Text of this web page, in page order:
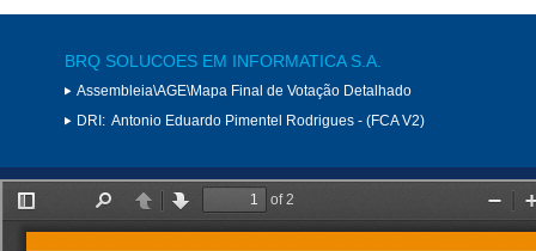
BRQ SOLUCOES EM INFORMATICA S.A.
Assembleia\AGE\Mapa Final de Votação Detalhado
DRI: Antonio Eduardo Pimentel Rodrigues - (FCA V2)